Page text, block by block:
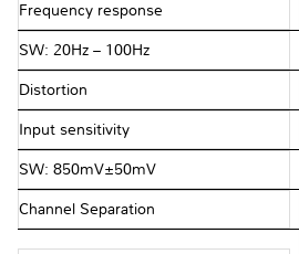
Frequency response
SW: 20Hz – 100Hz
Distortion
Input sensitivity
SW: 850mV±50mV
Channel Separation